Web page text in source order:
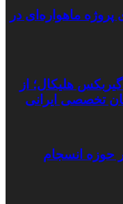
پروژه ماهواره‌ای در
هلیکال؛ از
در حوزه انسجام